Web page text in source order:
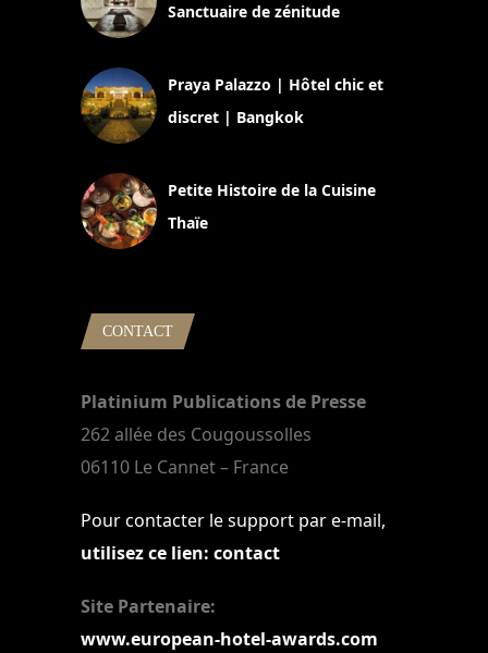
Sanctuaire de zénitude
Praya Palazzo | Hôtel chic et
discret | Bangkok
Petite Histoire de la Cuisine
Thaïe
CONTACT
Platinium Publications de Presse
262 allée des Cougoussolles
06110 Le Cannet – France
Pour contacter le support par e-mail,
utilisez ce lien: contact
Site Partenaire:
www.european-hotel-awards.com